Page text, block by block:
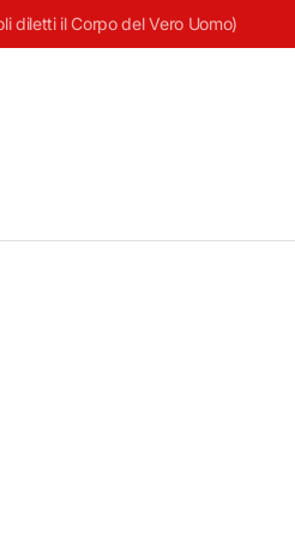
diletti il Corpo del Vero Uomo)